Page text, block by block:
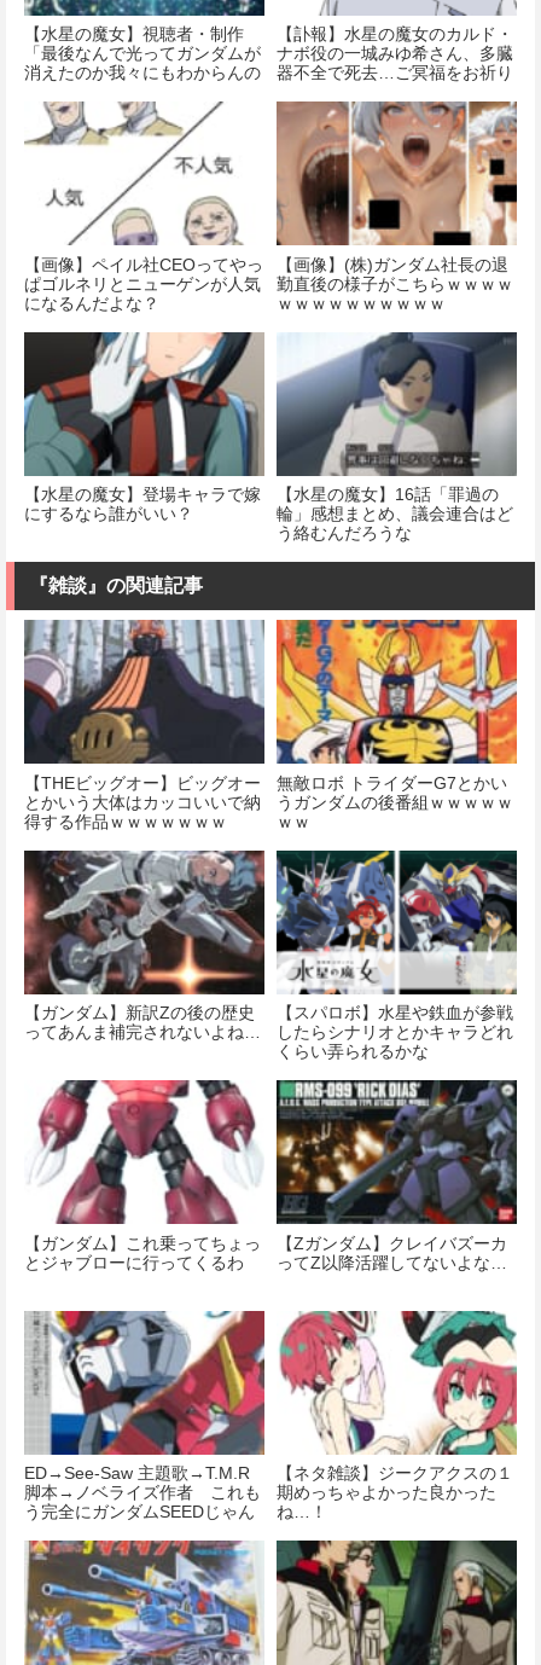
【水星の魔女】視聴者・制作
「最後なんで光ってガンダムが
消えたのか我々にもわからんの
【訃報】水星の魔女のカルド・
ナボ役の一城みゆ希さん、多臓
器不全で死去…ご冥福をお祈り
【画像】ペイル社CEOってやっ
ぱゴルネリとニューゲンが人気
になるんだよな？
【画像】(株)ガンダム社長の退
勤直後の様子がこちらｗｗｗｗ
ｗｗｗｗｗｗｗｗｗｗ
【水星の魔女】登場キャラで嫁
にするなら誰がいい？
【水星の魔女】16話「罪過の
輪」感想まとめ、議会連合はど
う絡むんだろうな
『雑談』の関連記事
【THEビッグオー】ビッグオー
とかいう大体はカッコいいで納
得する作品ｗｗｗｗｗｗｗ
無敵ロボ トライダーG7とかい
うガンダムの後番組ｗｗｗｗｗ
ｗｗ
【ガンダム】新訳Zの後の歴史
ってあんま補完されないよね…
【スパロボ】水星や鉄血が参戦
したらシナリオとかキャラどれ
くらい弄られるかな
【ガンダム】これ乗ってちょっ
とジャブローに行ってくるわ
【Ζガンダム】クレイバズーカ
ってZ以降活躍してないよな…
ED→See-Saw 主題歌→T.M.R
脚本→ノベライズ作者 これも
う完全にガンダムSEEDじゃん
【ネタ雑談】ジークアクスの１
期めっちゃよかった良かった
ね…！